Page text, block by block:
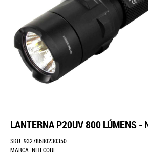
LANTERNA P20UV 800 LÚMENS -
SKU: 93278680230350
MARCA: NITECORE